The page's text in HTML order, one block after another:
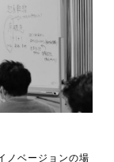
ノベージョンの場